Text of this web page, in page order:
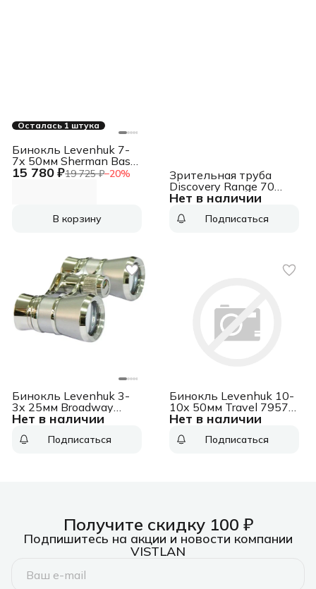
Осталась 1 штука
15 780 ₽19 725 ₽−20%
Бинокль Levenhuk 7-
7x 50мм Sherman Base
черный (84666)
В корзину
Нет в наличии
Зрительная труба
Discovery Range 70
рефрактор d70 75x
Подписаться
Нет в наличии
Бинокль Levenhuk 3-
3x 25мм Broadway
325B серебристый
Подписаться
Нет в наличии
Бинокль Levenhuk 10-
10x 50мм Travel 79575
зеленый/черный
Подписаться
Получите скидку 100 ₽
Подпишитесь на акции и новости компании
VISTLAN